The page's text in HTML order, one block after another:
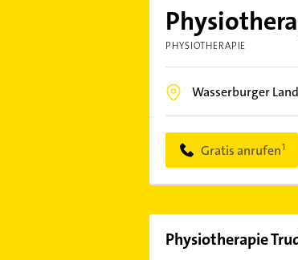
PHYSIOTHERAPIE
Wasserburger
Gratis anrufen
Physiotherapie